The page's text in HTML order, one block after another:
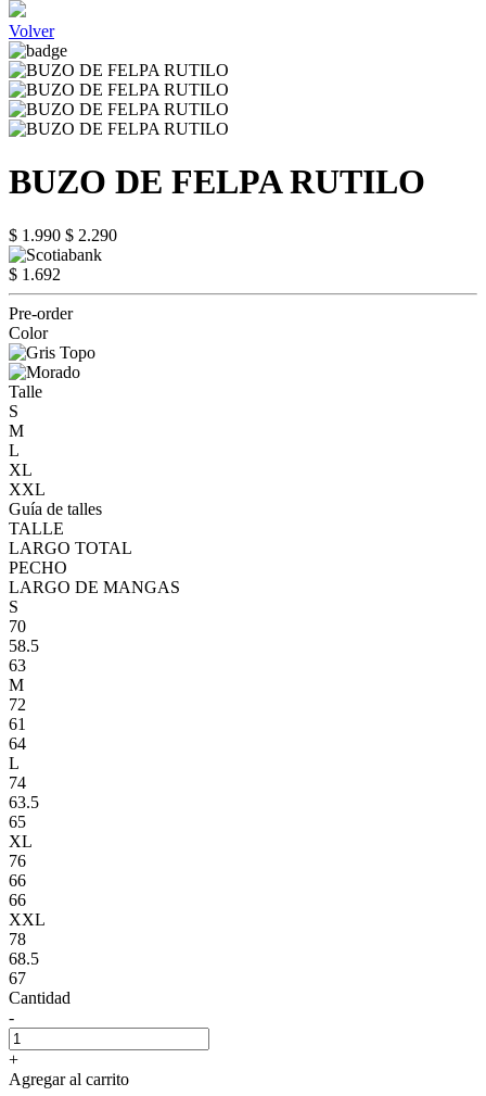
Volver
BUZO DE FELPA RUTILO
$ 1.990 $ 2.290
$ 1.692
Pre-order
Color
Talle
S
M
L
XL
XXL
Guía de talles
TALLE
LARGO TOTAL
PECHO
LARGO DE MANGAS
S
70
58.5
63
M
72
61
64
L
74
63.5
65
XL
76
66
66
XXL
78
68.5
67
Cantidad
-
+
Agregar al carrito